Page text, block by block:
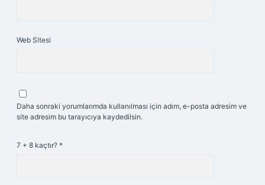
Web Sitesi
Daha sonraki yorumlarımda kullanılması için adım, e-posta adresim ve
site adresim bu tarayıcıya kaydedilsin.
7 + 8 kaçtır? *